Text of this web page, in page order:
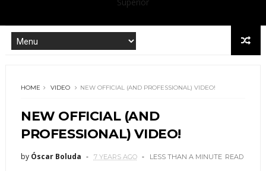
HOME VIDEO NEW OFFICIAL (AND PROFESSIONAL) VIDEO!
NEW OFFICIAL (AND
PROFESSIONAL) VIDEO!
by Óscar Boluda 7 YEARS AGO LESS THAN A MINUTE READ